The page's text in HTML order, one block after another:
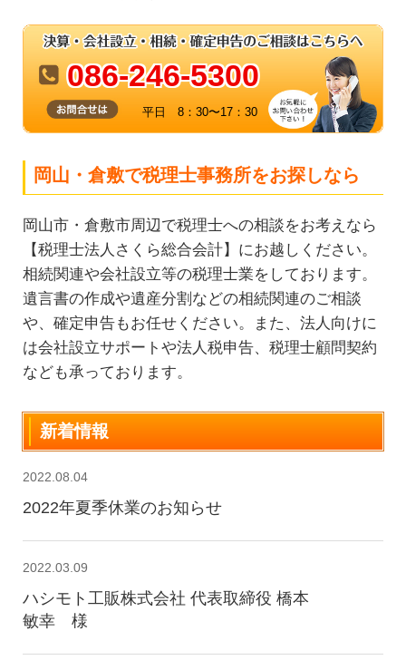
086-246-5300
平日 8：30〜17：30
岡山・倉敷で税理士事務所をお探しなら
岡山市・倉敷市周辺で税理士への相談をお考えなら
【税理士法人さくら総合会計】にお越しください。
相続関連や会社設立等の税理士業をしております。
遺言書の作成や遺産分割などの相続関連のご相談
や、確定申告もお任せください。また、法人向けに
は会社設立サポートや法人税申告、税理士顧問契約
なども承っております。
新着情報
2022.08.04
2022年夏季休業のお知らせ
2022.03.09
ハシモト工販株式会社 代表取締役 橋本
敏幸 様